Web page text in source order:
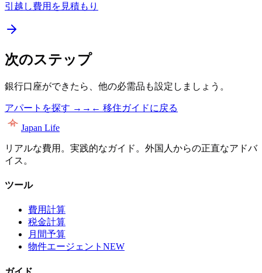
引越し費用を見積もり
次のステップ
銀行口座ができたら、他の必需品も設定しましょう。
アパートを探す → → ← 移住ガイドに戻る
Japan Life
リアルな費用。実践的なガイド。外国人からの正直なアドバ
イス。
ツール
費用計算
税金計算
月間予算
物件エージェント NEW